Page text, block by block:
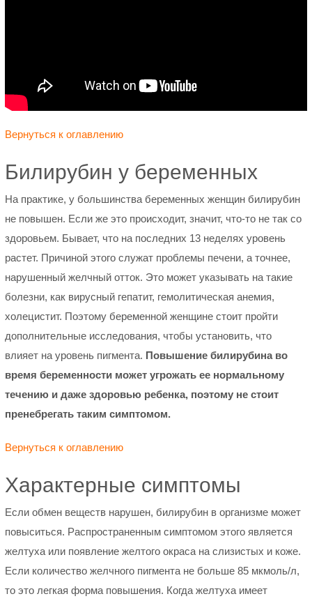
Вернуться к оглавлению
Билирубин у беременных
На практике, у большинства беременных женщин билирубин
не повышен. Если же это происходит, значит, что-то не так со
здоровьем. Бывает, что на последних 13 неделях уровень
растет. Причиной этого служат проблемы печени, а точнее,
нарушенный желчный отток. Это может указывать на такие
болезни, как вирусный гепатит, гемолитическая анемия,
холецистит. Поэтому беременной женщине стоит пройти
дополнительные исследования, чтобы установить, что
влияет на уровень пигмента. Повышение билирубина во
время беременности может угрожать ее нормальному
течению и даже здоровью ребенка, поэтому не стоит
пренебрегать таким симптомом.
Вернуться к оглавлению
Характерные симптомы
Если обмен веществ нарушен, билирубин в организме может
повыситься. Распространенным симптомом этого является
желтуха или появление желтого окраса на слизистых и коже.
Если количество желчного пигмента не больше 85 мкмоль/л,
то это легкая форма повышения. Когда желтуха имеет